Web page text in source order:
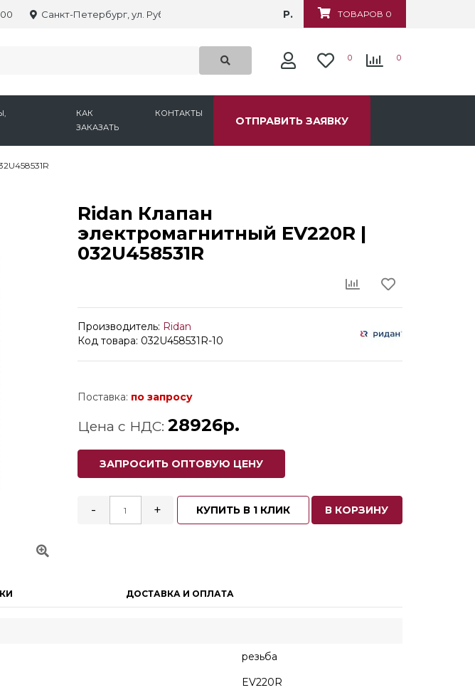
Санкт-Петербург, ул. Рубежная, д.6 ТОВАРОВ 0
Р.
0 0
КАК
ЗАКАЗАТЬ
КОНТАКТЫ
ОТПРАВИТЬ ЗАЯВКУ
Ridan Клапан
электромагнитный EV220R |
032U458531R
Производитель: Ridan
Код товара: 032U458531R-10
Поставка: по запросу
Цена с НДС: 28926р.
ЗАПРОСИТЬ ОПТОВУЮ ЦЕНУ
- + КУПИТЬ В 1 КЛИК В КОРЗИНУ
ДОСТАВКА И ОПЛАТА
резьба
EV220R